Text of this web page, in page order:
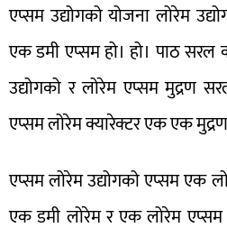
एप्सम उद्योगको योजना लोरेम
एक डमी एप्सम हो। हो। पाठ सरल
उद्योगको र लोरेम एप्सम मुद्रण
एप्सम लोरेम क्यारेक्टर एक एक
एप्सम लोरेम उद्योगको एप्सम एक
एक डमी लोरेम र एक लोरेम एप्सम